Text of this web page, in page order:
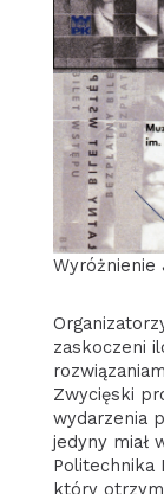
Wyróżnienie
zaskoczeni
Zwycięski
wydarzenia
jedyny miał
Politechnika
który